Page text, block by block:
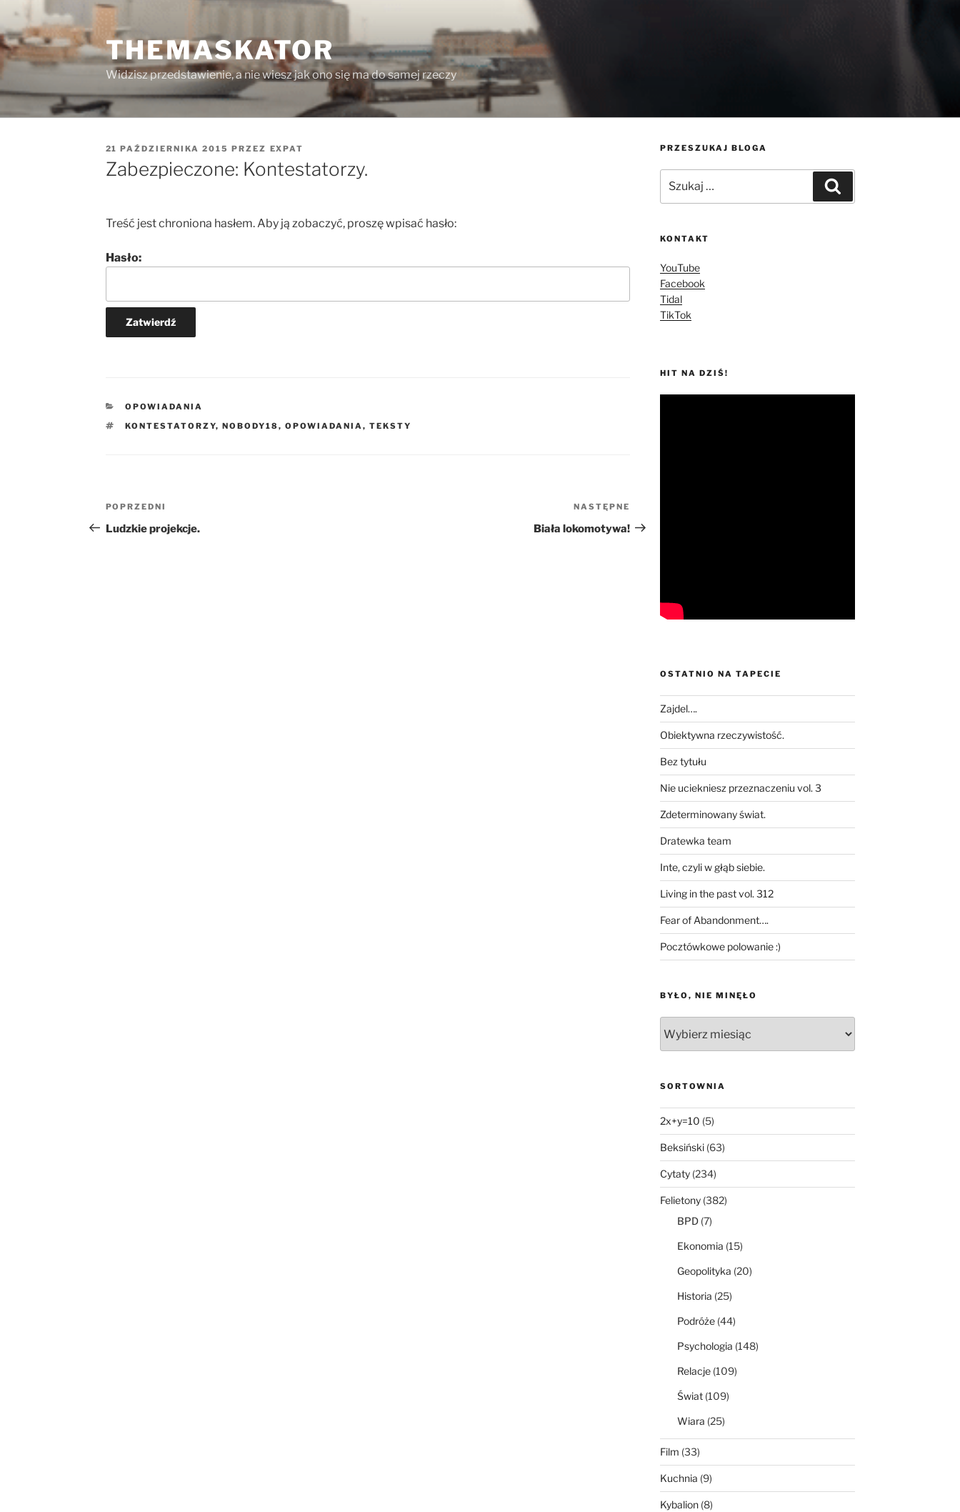
Przejdź
treści
THEMASKATOR
Widzisz przedstawienie, a nie wiesz jak ono się ma do samej rzeczy
OPUBLIKOWANE
W
21 PAŹDZIERNIKA 2015 PRZEZ EXPAT
Zabezpieczone: Kontestatorzy.
Treść jest chroniona hasłem. Aby ją zobaczyć, proszę wpisać hasło:
Hasło:
KATEGORIE
OPOWIADANIA
TAGI
KONTESTATORZY, NOBODY18, OPOWIADANIA , TEKSTY
Nawigacja
wpisu
Poprzedni
wpis
POPRZEDNI
Ludzkie projekcje.
wpis
NASTĘPNE
Biała lokomotywa!
PRZESZUKAJ BLOGA
KONTAKT
YouTube
Facebook
Tidal
TikTok
HIT NA DZIŚ!
OSTATNIO NA TAPECIE
Zajdel….
Obiektywna rzeczywistość.
Bez tytułu
Nie uciekniesz przeznaczeniu vol. 3
Zdeterminowany świat.
Dratewka team
Inte, czyli w głąb siebie.
Living in the past vol. 312
Fear of Abandonment….
Pocztówkowe polowanie :)
BYŁO, NIE MINĘŁO
nie
minęło
SORTOWNIA
2x+y=10 (5)
Beksiński(63)
Cytaty(234)
Felietony(382)
BPD(7)
Ekonomia (15)
Geopolityka (20)
Historia (25)
Podróże(44)
Psychologia (148)
Relacje(109)
Świat(109)
Wiara (25)
Film (33)
Kuchnia (9)
Kybalion(8)